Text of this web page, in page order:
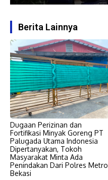
Berita Lainnya
Dugaan Perizinan dan
Fortifikasi Minyak Goreng PT
Palugada Utama Indonesia
Dipertanyakan, Tokoh
Masyarakat Minta Ada
Penindakan Dari Polres Metro
Bekasi